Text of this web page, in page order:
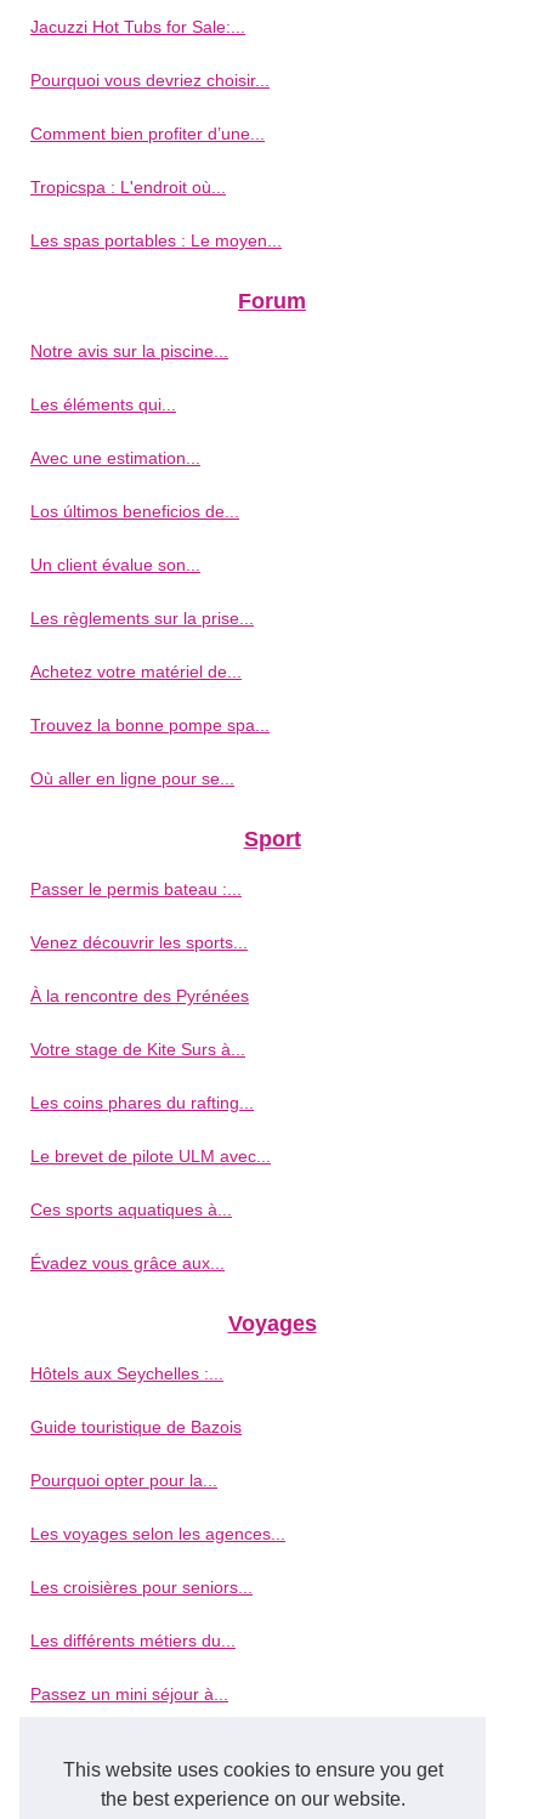
This website uses cookies to ensure you get
the best experience on our website.
Jacuzzi Hot Tubs for Sale:...
Pourquoi vous devriez choisir...
Comment bien profiter d’une...
Tropicspa : L'endroit où...
Les spas portables : Le moyen...
Forum
Notre avis sur la piscine...
Les éléments qui...
Avec une estimation...
Los últimos beneficios de...
Un client évalue son...
Les règlements sur la prise...
Achetez votre matériel de...
Trouvez la bonne pompe spa...
Où aller en ligne pour se...
Sport
Passer le permis bateau :...
Venez découvrir les sports...
À la rencontre des Pyrénées
Votre stage de Kite Surs à...
Les coins phares du rafting...
Le brevet de pilote ULM avec...
Ces sports aquatiques à...
Évadez vous grâce aux...
Voyages
Hôtels aux Seychelles :...
Guide touristique de Bazois
Pourquoi opter pour la...
Les voyages selon les agences...
Les croisières pour seniors...
Les différents métiers du...
Passez un mini séjour à...
Que faire quand on visite la...